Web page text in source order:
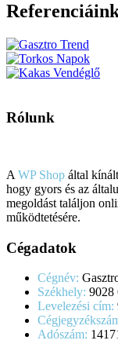
Rólunk
A WP Shop által
hogy gyors és az
megoldást találjon
működtetésére.
Cégadatok
Cégnév:
Székhely: 9028
Levelezési cím:
Adószám: